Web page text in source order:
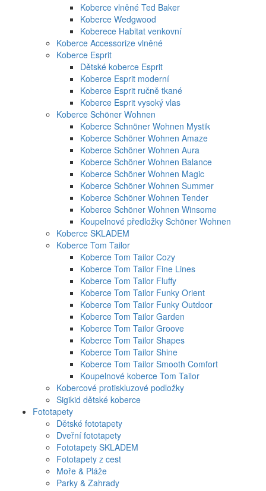
Koberce vlněné Ted Baker
Koberce Wedgwood
Koberece Habitat venkovní
Koberce Accessorize vlněné
Koberce Esprit
Dětské koberce Esprit
Koberce Esprit moderní
Koberce Esprit ručně tkané
Koberce Esprit vysoký vlas
Koberce Schöner Wohnen
Koberce Schnöner Wohnen Mystik
Koberce Schöner Wohnen Amaze
Koberce Schöner Wohnen Aura
Koberce Schöner Wohnen Balance
Koberce Schöner Wohnen Magic
Koberce Schöner Wohnen Summer
Koberce Schöner Wohnen Tender
Koberce Schöner Wohnen Winsome
Koupelnové předložky Schöner Wohnen
Koberce SKLADEM
Koberce Tom Tailor
Koberce Tom Tailor Cozy
Koberce Tom Tailor Fine Lines
Koberce Tom Tailor Fluffy
Koberce Tom Tailor Funky Orient
Koberce Tom Tailor Funky Outdoor
Koberce Tom Tailor Garden
Koberce Tom Tailor Groove
Koberce Tom Tailor Shapes
Koberce Tom Tailor Shine
Koberce Tom Tailor Smooth Comfort
Koupelnové koberce Tom Tailor
Kobercové protiskluzové podložky
Sigikid dětské koberce
Fototapety
Dětské fototapety
Dveřní fototapety
Fototapety SKLADEM
Fototapety z cest
Moře & Pláže
Parky & Zahrady